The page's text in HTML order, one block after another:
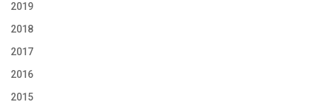
2019
2018
2017
2016
2015